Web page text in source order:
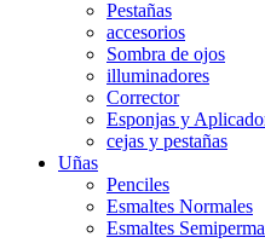
Pestañas
accesorios
Sombra de ojos
illuminadores
Corrector
Esponjas y
cejas y pestañas
Uñas
Penciles
Esmaltes Normales
Esmaltes